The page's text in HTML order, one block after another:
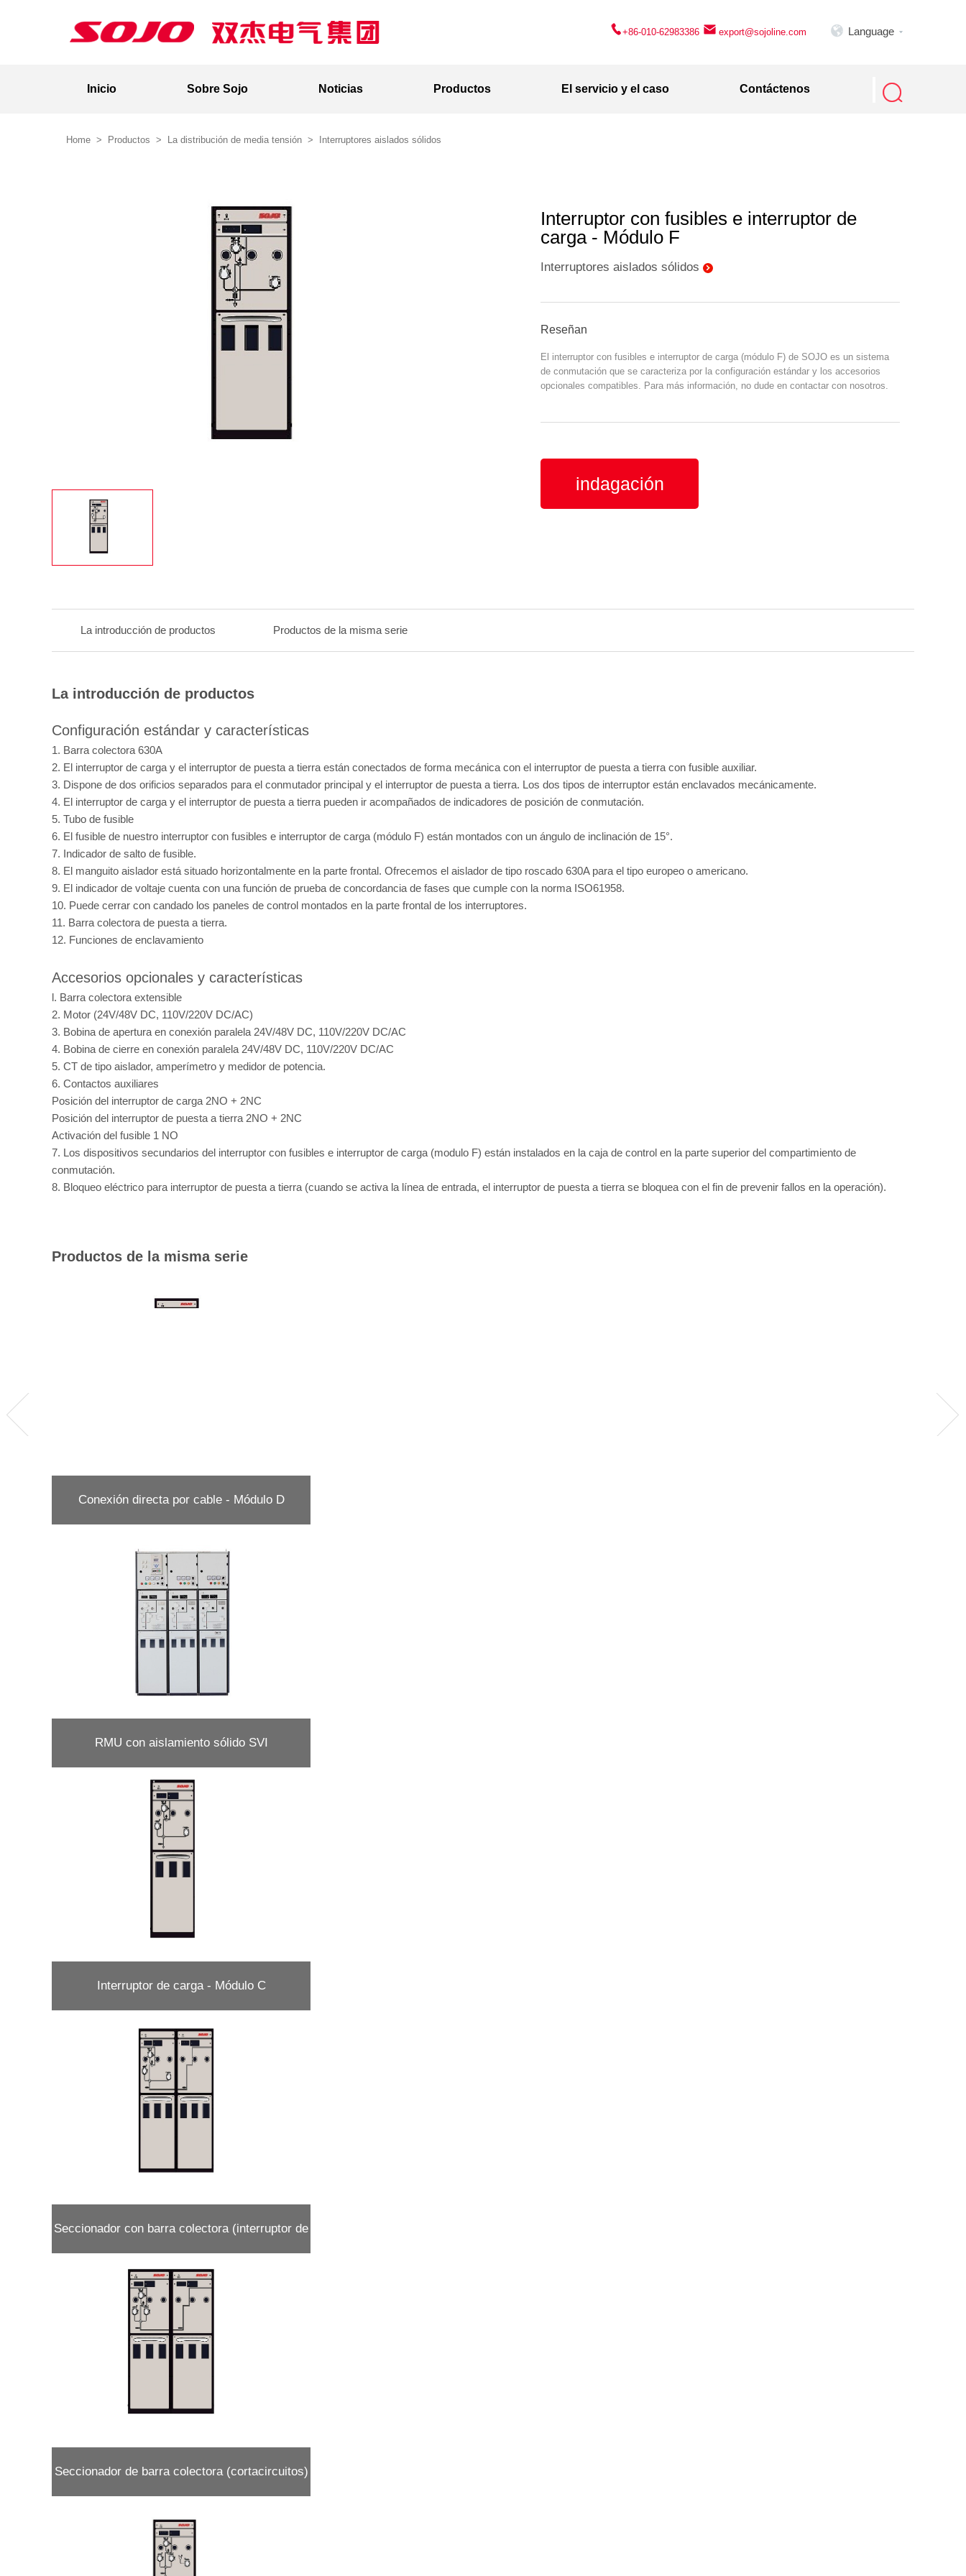
+86-010-62983386 export@sojoline.com  Language 
Inicio Sobre Sojo Noticias Productos El servicio y el caso Contáctenos 
Home > Productos > La distribución de media tensión > Interruptores aislados sólidos
Interruptor con fusibles e interruptor de
carga - Módulo F
Interruptores aislados sólidos
Reseñan
El interruptor con fusibles e interruptor de carga (módulo F) de SOJO es un sistema
de conmutación que se caracteriza por la configuración estándar y los accesorios
opcionales compatibles. Para más información, no dude en contactar con nosotros.
indagación
La introducción de productos Productos de la misma serie
La introducción de productos
Configuración estándar y características
1. Barra colectora 630A
2. El interruptor de carga y el interruptor de puesta a tierra están conectados de forma mecánica con el interruptor de puesta a tierra con fusible auxiliar.
3. Dispone de dos orificios separados para el conmutador principal y el interruptor de puesta a tierra. Los dos tipos de interruptor están enclavados mecánicamente.
4. El interruptor de carga y el interruptor de puesta a tierra pueden ir acompañados de indicadores de posición de conmutación.
5. Tubo de fusible
6. El fusible de nuestro interruptor con fusibles e interruptor de carga (módulo F) están montados con un ángulo de inclinación de 15°.
7. Indicador de salto de fusible.
8. El manguito aislador está situado horizontalmente en la parte frontal. Ofrecemos el aislador de tipo roscado 630A para el tipo europeo o americano.
9. El indicador de voltaje cuenta con una función de prueba de concordancia de fases que cumple con la norma ISO61958.
10. Puede cerrar con candado los paneles de control montados en la parte frontal de los interruptores.
11. Barra colectora de puesta a tierra.
12. Funciones de enclavamiento
Accesorios opcionales y características
l. Barra colectora extensible
2. Motor (24V/48V DC, 110V/220V DC/AC)
3. Bobina de apertura en conexión paralela 24V/48V DC, 110V/220V DC/AC
4. Bobina de cierre en conexión paralela 24V/48V DC, 110V/220V DC/AC
5. CT de tipo aislador, amperímetro y medidor de potencia.
6. Contactos auxiliares
Posición del interruptor de carga 2NO + 2NC
Posición del interruptor de puesta a tierra 2NO + 2NC
Activación del fusible 1 NO
7. Los dispositivos secundarios del interruptor con fusibles e interruptor de carga (modulo F) están instalados en la caja de control en la parte superior del compartimiento de
conmutación.
8. Bloqueo eléctrico para interruptor de puesta a tierra (cuando se activa la línea de entrada, el interruptor de puesta a tierra se bloquea con el fin de prevenir fallos en la operación).
Productos de la misma serie
Conexión directa por cable - Módulo D
RMU con aislamiento sólido SVI
Interruptor de carga - Módulo C
Seccionador con barra colectora (interruptor de
carga) - Módulo CL
Seccionador de barra colectora (cortacircuitos)
- Módulo VL